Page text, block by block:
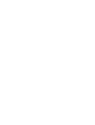
Kolin Firt,
Elis
Džejms
Met Smit,
Glavna